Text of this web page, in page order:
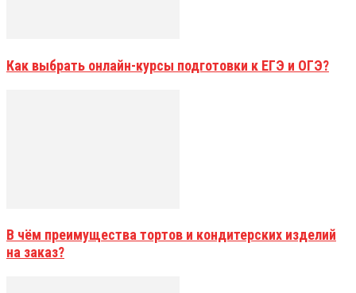
Как выбрать онлайн-курсы подготовки к ЕГЭ и ОГЭ?
В чём преимущества тортов и кондитерских изделий
на заказ?